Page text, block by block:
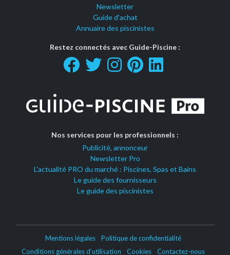
Newsletter
Guide d'achat
Annuaire des piscinistes
Restez connectés avec Guide-Piscine :
Nos services pour les professionnels :
Publicité, annonceur
Newsletter Pro
L'actualité PRO du marché : Piscines, Spas et Bains
Le guide des fournisseurs
Le guide des piscinistes
Mentions légales
Politique de confidentialité
Conditions générales d’utilisation
Cookies Contactez-nous